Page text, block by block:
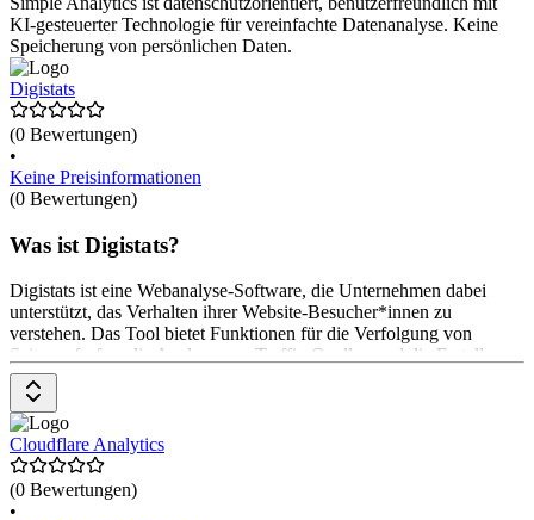
KI-gesteuerter Technologie für vereinfachte Datenanalyse. Keine
Speicherung von persönlichen Daten.
Digistats
(0 Bewertungen)
•
Keine Preisinformationen
(0 Bewertungen)
Was ist Digistats?
Digistats ist eine Webanalyse-Software, die Unternehmen dabei
unterstützt, das Verhalten ihrer Website-Besucher*innen zu
verstehen. Das Tool bietet Funktionen für die Verfolgung von
Seitenaufrufen, die Analyse von Traffic-Quellen und die Erstellung
von Berichten, um die Website-Performance zu bewerten und
Marketingstrategien zu optimieren. Es hilft, datenbasierte
Entscheidungen zu treffen. Die Preise gibt es auf Anfrage beim
Anbieter.
Cloudflare Analytics
(0 Bewertungen)
•